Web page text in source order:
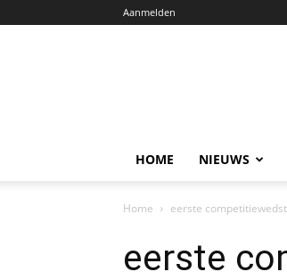
Aanmelden
HOME NIEUWS
Home eerste
eerste